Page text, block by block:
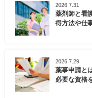
2026.7.31
薬剤師と看
得方法や仕
2026.7.29
薬事申請と
必要な資格